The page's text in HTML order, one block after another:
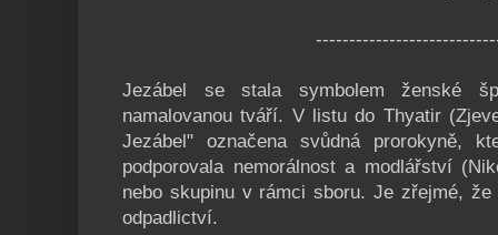
Jezábel se stala symbolem ženské
namalovanou tváří. V listu do Thyatir
Jezábel" označena svůdná prorokyně,
podporovala nemorálnost a modlářství
nebo skupinu v rámci sboru. Je zřejmé,
odpadlictví.